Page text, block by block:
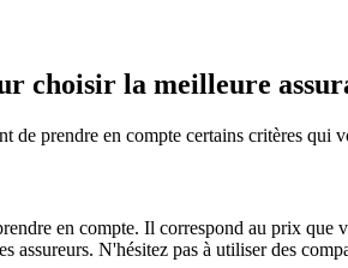
choisir la meilleure
de prendre en compte certains critères
en compte. Il correspond au prix que
assureurs. N'hésitez pas à utiliser des